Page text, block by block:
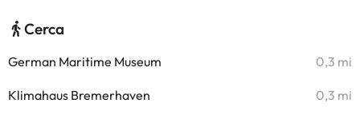
Cerca
German Maritime Museum 0,3 mi
Klimahaus Bremerhaven 0,3 mi